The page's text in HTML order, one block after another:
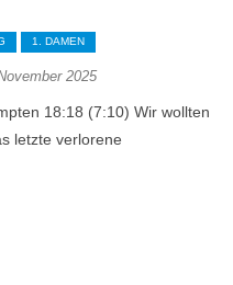
1. DAMEN
2025
18:18 (7:10) Wir wollten
letzte verlorene